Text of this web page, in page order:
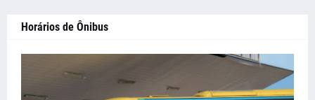
Horários de Ônibus